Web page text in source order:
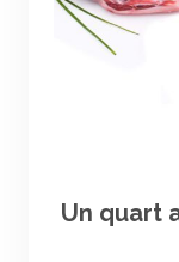
Un quart